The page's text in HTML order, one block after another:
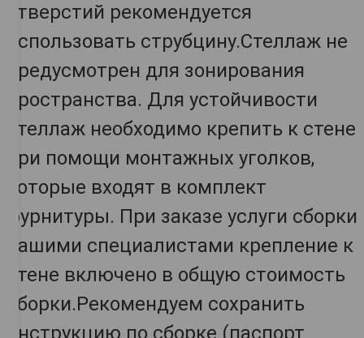
отверстий рекомендуется
использовать струбцину.Стеллаж не
предусмотрен для зонирования
пространства. Для устойчивости
стеллаж необходимо крепить к стене
при помощи монтажных уголков,
которые входят в комплект
фурнитуры. При заказе услуги сборки
нашими специалистами крепление к
стене включено в общую стоимость
сборки.Рекомендуем сохранить
инструкцию по сборке (паспорт